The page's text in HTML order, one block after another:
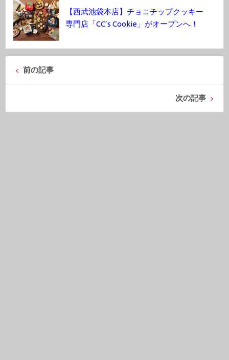
【西武池袋本店】チョコチップクッキー
専門店「CC’s Cookie」がオープンへ！
前の記事
次の記事